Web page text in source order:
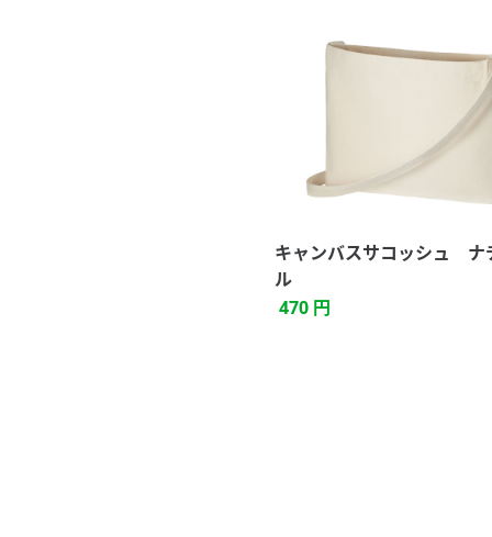
キャンバスサコッシュ ナ
ル
470 円